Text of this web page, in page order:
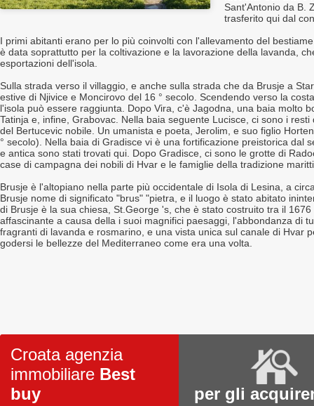
Sant'Antonio da B.
trasferito qui dal
I primi abitanti erano per lo più coinvolti con l'allevamento del
è data soprattutto per la coltivazione e la lavorazione della lavanda,
esportazioni dell'isola.
Sulla strada verso il villaggio, e anche sulla strada che da Brusje a
estive di Njivice e Moncirovo del 16 ° secolo. Scendendo verso la
l'isola può essere raggiunta. Dopo Vira, c'è Jagodna, una baia molto
Tatinja e, infine, Grabovac. Nella baia seguente Lucisce, ci sono i
del Bertucevic nobile. Un umanista e poeta, Jerolim, e suo figlio
° secolo). Nella baia di Gradisce vi è una fortificazione preistorica dal
e antica sono stati trovati qui. Dopo Gradisce, ci sono le grotte di
case di campagna dei nobili di Hvar e le famiglie della tradizione
Brusje è l'altopiano nella parte più occidentale di Isola di Lesina, a
Brusje nome di significato "brus" "pietra, e il luogo è stato abitato
di Brusje è la sua chiesa, St.George 's, che è stato costruito tra il
affascinante a causa della i suoi magnifici paesaggi, l'abbondanza di
fragranti di lavanda e rosmarino, e una vista unica sul canale di Hvar
godersi le bellezze del Mediterraneo come era una volta.
Croata agenzia
immobiliare Best
buy
per gli